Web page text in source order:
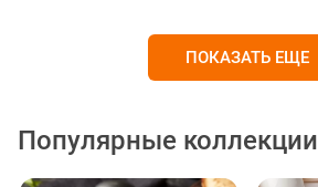
ПОКАЗАТЬ ЕЩЕ
Популярные коллекции